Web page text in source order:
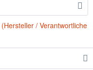
(Hersteller / Verantwortliche